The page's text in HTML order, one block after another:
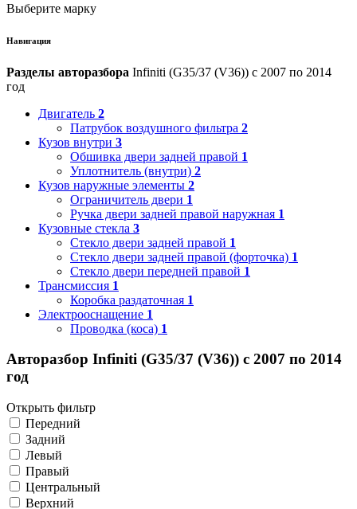
Выберите марку
Навигация
Разделы авторазбора Infiniti (G35/37 (V36)) с 2007 по 2014
год
Двигатель 2
Патрубок воздушного фильтра 2
Кузов внутри 3
Обшивка двери задней правой 1
Уплотнитель (внутри) 2
Кузов наружные элементы 2
Ограничитель двери 1
Ручка двери задней правой наружная 1
Кузовные стекла 3
Стекло двери задней правой 1
Стекло двери задней правой (форточка) 1
Стекло двери передней правой 1
Трансмиссия 1
Коробка раздаточная 1
Электрооснащение 1
Проводка (коса) 1
Авторазбор Infiniti (G35/37 (V36)) с 2007 по 2014
год
Открыть фильтр
Передний
Задний
Левый
Правый
Центральный
Верхний